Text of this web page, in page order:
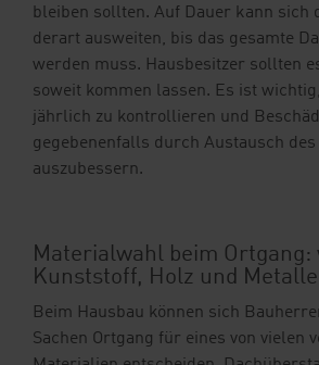
bleiben sollten. Auf Dauer kann sich
derart ausweiten, bis das gesamte
werden muss. Hausbesitzer sollten
soweit kommen lassen. Es ist
jährlich zu kontrollieren und
gegebenenfalls durch Austausch des
auszubessern.
Materialwahl beim Ortgang:
Kunststoff, Holz und
Beim Hausbau können sich
Sachen Ortgang für eines von vielen